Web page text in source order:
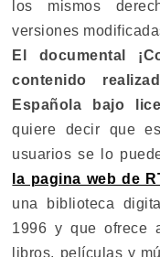
los mismos
versiones
El documental
contenido
Española bajo
quiere decir que
usuarios se lo
la pagina web de
una biblioteca
1996 y que ofrece
libros, películas y